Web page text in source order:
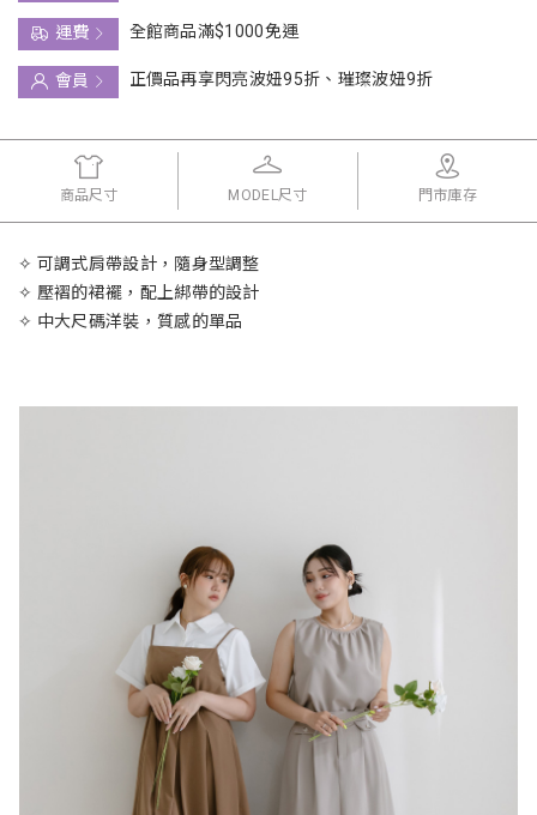
運費
全館商品滿$1000免運
會員
正價品再享閃亮波妞95折、璀璨波妞9折
商品尺寸 MODEL尺寸 門市庫存
✧ 可調式肩帶設計，隨身型調整
✧ 壓褶的裙襬，配上綁帶的設計
✧ 中大尺碼洋裝，質感的單品